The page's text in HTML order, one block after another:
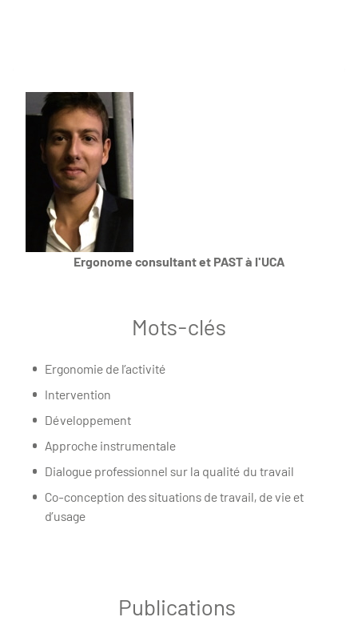
Ergonome consultant et PAST à l'UCA
Mots-clés
Ergonomie de l’activité
Intervention
Développement
Approche instrumentale
Dialogue professionnel sur la qualité du travail
Co-conception des situations de travail, de vie et
d’usage
Publications